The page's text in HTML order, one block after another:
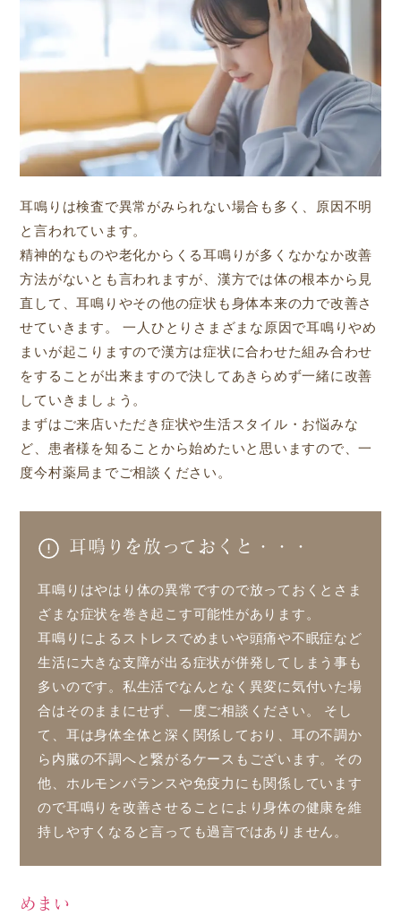
耳鳴りは検査で異常がみられない場合も多く、原因不明
と言われています。
精神的なものや老化からくる耳鳴りが多くなかなか改善
方法がないとも言われますが、漢方では体の根本から見
直して、耳鳴りやその他の症状も身体本来の力で改善さ
せていきます。 一人ひとりさまざまな原因で耳鳴りやめ
まいが起こりますので漢方は症状に合わせた組み合わせ
をすることが出来ますので決してあきらめず一緒に改善
していきましょう。
まずはご来店いただき症状や生活スタイル・お悩みな
ど、患者様を知ることから始めたいと思いますので、一
度今村薬局までご相談ください。
耳鳴りを放っておくと・・・
耳鳴りはやはり体の異常ですので放っておくとさま
ざまな症状を巻き起こす可能性があります。
耳鳴りによるストレスでめまいや頭痛や不眠症など
生活に大きな支障が出る症状が併発してしまう事も
多いのです。私生活でなんとなく異変に気付いた場
合はそのままにせず、一度ご相談ください。 そし
て、耳は身体全体と深く関係しており、耳の不調か
ら内臓の不調へと繋がるケースもございます。その
他、ホルモンバランスや免疫力にも関係しています
ので耳鳴りを改善させることにより身体の健康を維
持しやすくなると言っても過言ではありません。
めまい